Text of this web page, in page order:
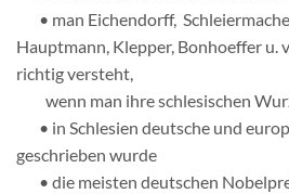
• man Eichendorff,
Hauptmann, Klepper, Bonhoeffer u.
richtig versteht,
wenn man ihre schlesischen
• in Schlesien deutsche und
geschrieben wurde
• die meisten deutschen